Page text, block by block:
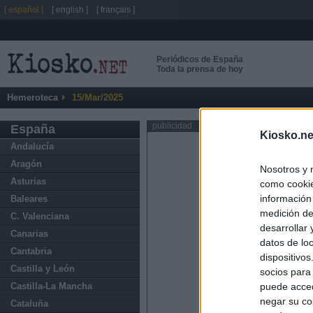
Nosotros y
como
medición
desarrollar
datos de
socios
puede
negar su
Periódicos de España
Toda la prensa de hoy
Hemeroteca 15/Mar/2025
España
Andalucía
Aragón
Asturias
Baleares
C. Valenciana
Canarias
Cantabria
Castilla y León
Castilla-La Mancha
Cataluña
publicidad
[ español ] [ english ] [ français ]